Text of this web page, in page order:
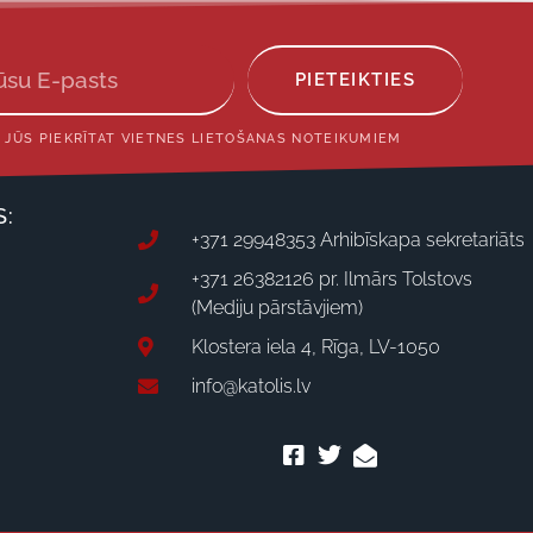
PIETEIKTIES
PIEKRĪTAT VIETNES LIETOŠANAS NOTEIKUMIEM
+371 29948353 Arhibīskapa sekretariāts
+371 26382126 pr. Ilmārs Tolstovs
(Mediju pārstāvjiem)
Klostera iela 4, Rīga, LV-1050
info@katolis.lv